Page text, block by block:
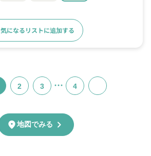
気になるリストに追加する
2 3 … 4
location_on地図でみる chevron_right